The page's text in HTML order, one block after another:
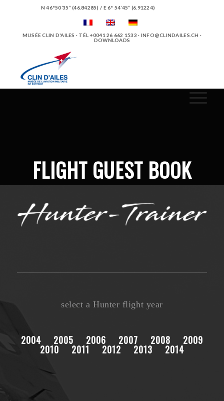
N 46°50’35” (46.84285) / E 6° 54’45” (6.91224)
MUSÉE CLIN D'AILES · TÉL +0041 26 662 1533 · INFO@CLINDAILES.CH ·
DOWNLOADS
FLIGHT GUEST BOOK
select a Hunter flight year
2004 2005 2006 2007 2008 2009
2010 2011 2012 2013 2014